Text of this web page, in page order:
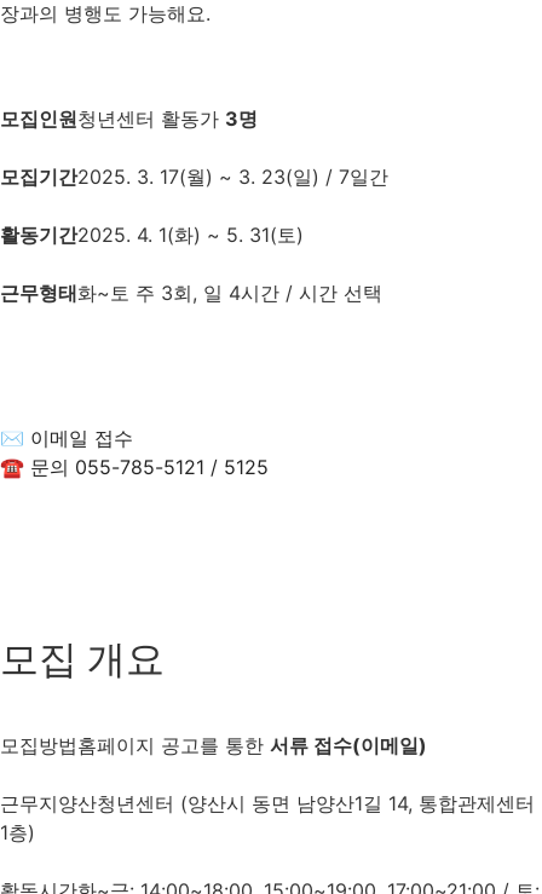
장과의 병행도 가능해요.
모집인원청년센터 활동가 3명
모집기간2025. 3. 17(월) ~ 3. 23(일) / 7일간
활동기간2025. 4. 1(화) ~ 5. 31(토)
근무형태화~토 주 3회, 일 4시간 / 시간 선택
✉ 이메일 접수
☎ 문의 055-785-5121 / 5125
모집 개요
모집방법홈페이지 공고를 통한 서류 접수(이메일)
근무지양산청년센터 (양산시 동면 남양산1길 14, 통합관제센터
1층)